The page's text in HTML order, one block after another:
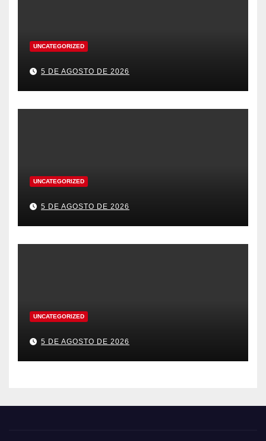
UNCATEGORIZED
5 DE AGOSTO DE 2026
UNCATEGORIZED
5 DE AGOSTO DE 2026
UNCATEGORIZED
5 DE AGOSTO DE 2026